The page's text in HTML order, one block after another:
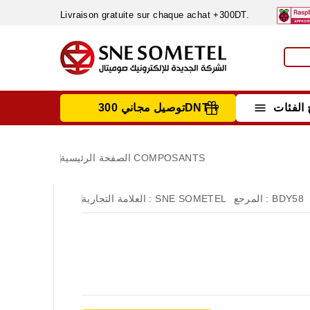
Livraison gratuite sur chaque achat +300DT.
 توصيل مجاني 300DNT +
الصفحة الرئيسية COMPOSANTS
العلامة التجارية : SNE SOMETEL المرجع : BDY58